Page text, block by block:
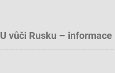
vůči Rusku –